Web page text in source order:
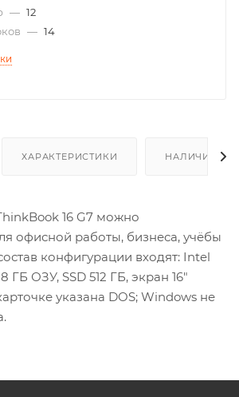
— 12
— 14
ХАРАКТЕРИСТИКИ НАЛИЧИЕ
16 G7 можно
офисной работы, бизнеса, учёбы
конфигурации входят: Intel
ГБ ОЗУ, SSD 512 ГБ, экран 16″
указана DOS; Windows не